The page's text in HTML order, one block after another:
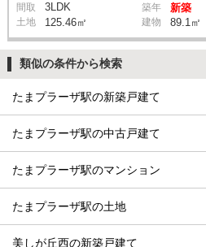
間取 3LDK 築年 新築
土地 125.46㎡ 建物 89.1㎡
類似の条件から検索
たまプラーザ駅の新築戸建て
たまプラーザ駅の中古戸建て
たまプラーザ駅のマンション
たまプラーザ駅の土地
美しが丘西の新築戸建て